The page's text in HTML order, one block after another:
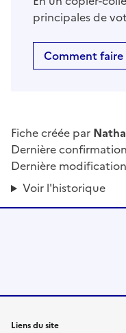
principales de
Comment faire
Fiche créée par
Dernière
Dernière
Voir l'historique
Liens du site